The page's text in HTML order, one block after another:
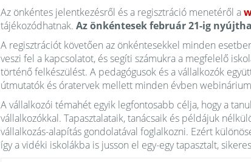
Az önkéntes jelentkezésről és a regisztráció menetéről a
tájékozódhatnak. Az önkéntesek február 21-ig
A regisztrációt követően az önkéntesekkel minden
veszi fel a kapcsolatot, és segíti számukra a megfelelő
történő felkészülést. A pedagógusok és a vállalkozók
útmutatók és óratervek mellett minden évben
A vállalkozói témahét egyik legfontosabb célja, hogy a
vállalkozókkal. Tapasztalataik, tanácsaik és példájuk
vállalkozás-alapítás gondolatával foglalkozni. Ezért
így a vidéki iskolákba is jusson el egy-egy tapasztalt,